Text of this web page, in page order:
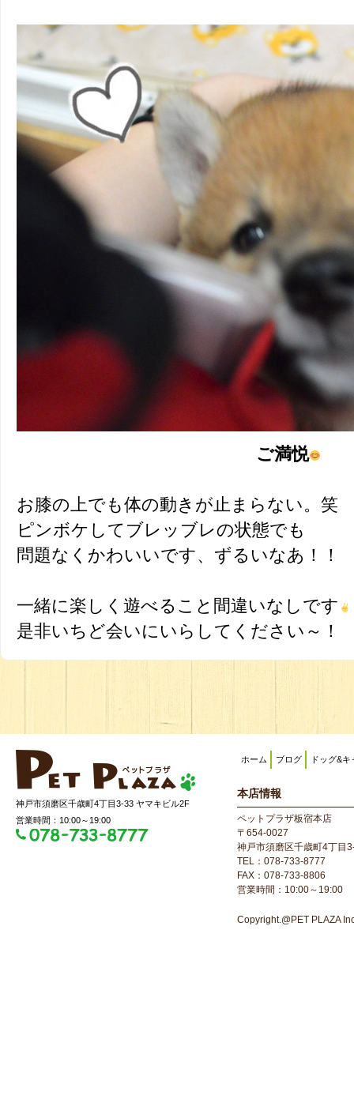
ご満悦
お膝の上でも体の動きが止まらない。笑
ピンボケしてブレッブレの状態でも
問題なくかわいいです、ずるいなあ！！
一緒に楽しく遊べること間違いなしです
是非いちど会いにいらしてください～！
神戸市須磨区千歳町4丁目3-33 ヤマキビル2F
営業時間：10:00～19:00
ホーム ブログ ドッグ&キ
本店情報
ペットプラザ板宿本店
〒654-0027
神戸市須磨区千歳町4丁目
TEL：078-733-8777
FAX：078-733-8806
営業時間：10:00～19:00
Copyright.@PET PLAZA